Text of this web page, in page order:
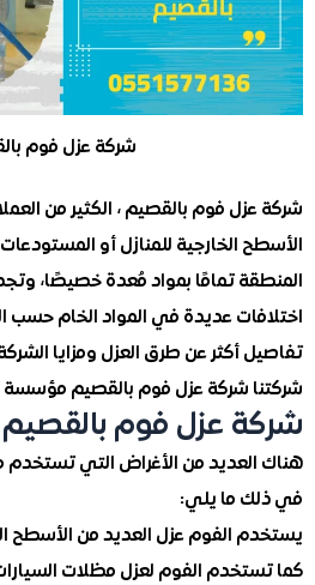
شركة عزل فوم بالقصيم
فوم بالقصيم ، الكثير من العملاء
الخارجية للمنازل أو المستودعات. وفقًا
تمامًا بمواد مُعدة خصيصًا، وتجدر
عديدة في المواد الخام حسب الغرض
أكثر عن طرق العزل ومزايا الشركة
شركة عزل فوم بالقصيم مؤسسة آل
عزل فوم بالقصيم
من الأغراض التي تستخدم من أجلها
ما يلي:
الفوم عزل العديد من الأسطح الخرسانية
الفوم لعزل مظلات السيارات